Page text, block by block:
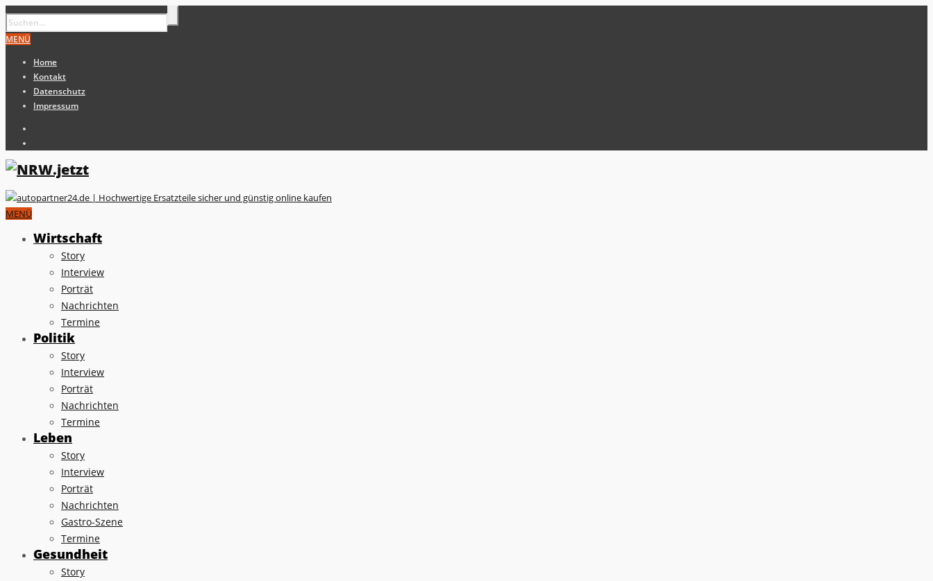
MENÜ
Home
Kontakt
Datenschutz
Impressum
MENÜ
Wirtschaft
Story
Interview
Porträt
Nachrichten
Termine
Politik
Story
Interview
Porträt
Nachrichten
Termine
Leben
Story
Interview
Porträt
Nachrichten
Gastro-Szene
Termine
Gesundheit
Story